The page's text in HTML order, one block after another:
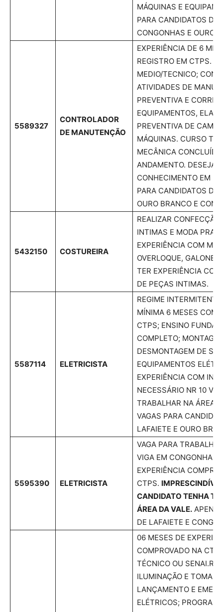
MÁQUINAS E
PARA CANDIDATOS DE
CONGONHAS E OURO
5589327
CONTROLADOR
DE MANUTENÇÃO
EXPERIÊNCIA DE 6
REGISTRO EM CTPS.
MEDIO/TECNICO;
ATIVIDADES DE
PREVENTIVA E
EQUIPAMENTOS,
PREVENTIVA DE
MÁQUINAS. CURSO
MECÂNICA
ANDAMENTO.
CONHECIMENTO EM
PARA CANDIDATOS DE
OURO BRANCO E
5432150 COSTUREIRA
REALIZAR CONFECÇÃO
INTIMAS E MODA
EXPERIÊNCIA COM
OVERLOQUE,
TER EXPERIÊNCIA
DE PEÇAS INTIMAS.
5587114 ELETRICISTA
REGIME
MÍNIMA 6 MESES COM
CTPS; ENSINO
COMPLETO;
DESMONTAGEM DE
EQUIPAMENTOS
EXPERIÊNCIA COM
NECESSÁRIO NR 10
TRABALHAR NA ÁREA
VAGAS PARA
LAFAIETE E OURO
5595390 ELETRICISTA
VAGA PARA
VIGA EM CONGONHAS.
EXPERIÊNCIA
CTPS.
CANDIDATO TENHA
ÁREA DA VALE.
DE LAFAIETE E
06 MESES DE
COMPROVADO NA
TÉCNICO OU
ILUMINAÇÃO E
LANÇAMENTO E
ELÉTRICOS;